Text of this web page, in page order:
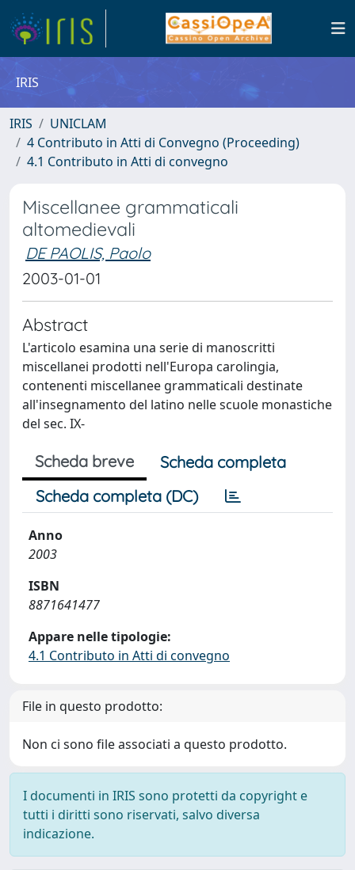
IRIS
IRIS
UNICLAM
4 Contributo in Atti di Convegno (Proceeding)
4.1 Contributo in Atti di convegno
Miscellanee grammaticali
altomedievali
DE PAOLIS, Paolo
2003-01-01
Abstract
L'articolo esamina una serie di manoscritti
miscellanei prodotti nell'Europa carolingia,
contenenti miscellanee grammaticali destinate
all'insegnamento del latino nelle scuole monastiche
del sec. IX-
Scheda breve
Scheda completa
Scheda completa (DC)
Anno
2003
ISBN
8871641477
Appare nelle tipologie:
4.1 Contributo in Atti di convegno
File in questo prodotto:
Non ci sono file associati a questo prodotto.
I documenti in IRIS sono protetti da copyright e
tutti i diritti sono riservati, salvo diversa
indicazione.